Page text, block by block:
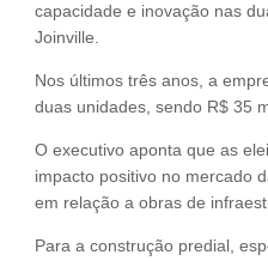
capacidade e inovação nas
Joinville.
Nos últimos três anos, a
duas unidades, sendo R$ 35
O executivo aponta que as
impacto positivo no mercado
em relação a obras de
Para a construção predial,